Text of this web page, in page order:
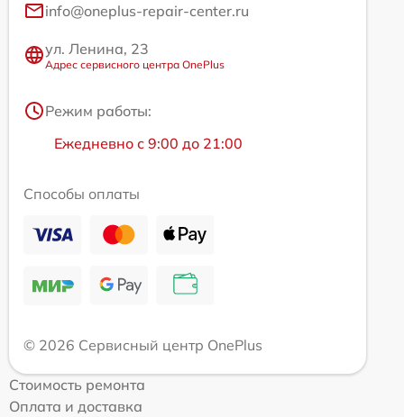
info@oneplus-repair-center.ru
ул. Ленина, 23
Адрес сервисного центра OnePlus
Режим работы:
Ежедневно с 9:00 до 21:00
Способы оплаты
© 2026 Сервисный центр OnePlus
Стоимость ремонта
Оплата и доставка